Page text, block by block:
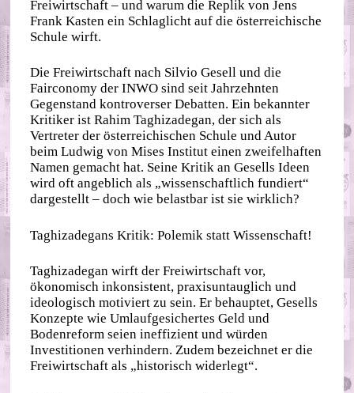
Freiwirtschaft – und warum die Replik von Jens
Frank Kasten ein Schlaglicht auf die österreichische
Schule wirft.
Die Freiwirtschaft nach Silvio Gesell und die
Fairconomy der INWO sind seit Jahrzehnten
Gegenstand kontroverser Debatten. Ein bekannter
Kritiker ist Rahim Taghizadegan, der sich als
Vertreter der österreichischen Schule und Autor
beim Ludwig von Mises Institut einen zweifelhaften
Namen gemacht hat. Seine Kritik an Gesells Ideen
wird oft angeblich als „wissenschaftlich fundiert“
dargestellt – doch wie belastbar ist sie wirklich?
Taghizadegans Kritik: Polemik statt Wissenschaft!
Taghizadegan wirft der Freiwirtschaft vor,
ökonomisch inkonsistent, praxisuntauglich und
ideologisch motiviert zu sein. Er behauptet, Gesells
Konzepte wie Umlaufgesichertes Geld und
Bodenreform seien ineffizient und würden
Investitionen verhindern. Zudem bezeichnet er die
Freiwirtschaft als „historisch widerlegt“.